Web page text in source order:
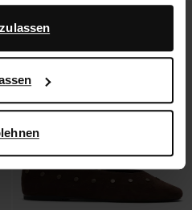
Google zu Werbe- und
Daten
Seite zur geschäftlichen